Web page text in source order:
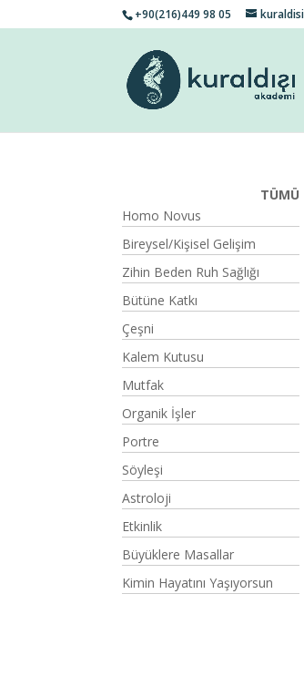
+90(216)449 98 05
TÜMÜ
Homo Novus
Bireysel/Kişisel Gelişim
Zihin Beden Ruh Sağlığı
Bütüne Katkı
Çeşni
Kalem Kutusu
Mutfak
Organik İşler
Portre
Söyleşi
Astroloji
Etkinlik
Büyüklere Masallar
Kimin Hayatını Yaşıyorsun